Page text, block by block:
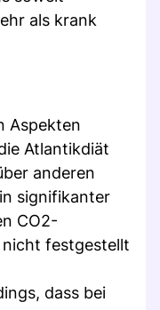
als krank
Aspekten
Atlantikdiät
anderen
signifikanter
CO2-
festgestellt
dass bei